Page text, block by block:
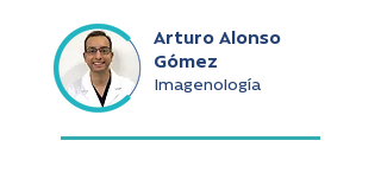
Arturo Alonso
Gómez
Imagenología